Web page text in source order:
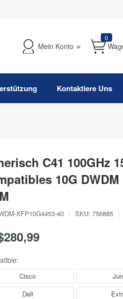
Mein Konto
0
Kontaktiere Uns
C41 100GHz
10G
XFP10G4453-40 | SKU: 756885 |
Cisco
Dell